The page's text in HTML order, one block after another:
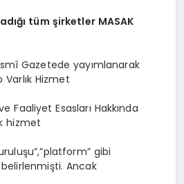
tüm şirketler MASAK
Gazetede yayımlanarak
Hizmet
Faaliyet Esasları Hakkında
hizmet
gibi
belirlenmişti. Ancak